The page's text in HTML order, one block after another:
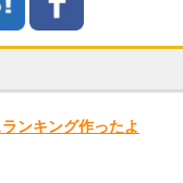
ンキング作ったよ